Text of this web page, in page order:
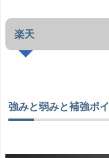
楽天
強みと弱みと補強ポ